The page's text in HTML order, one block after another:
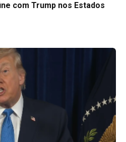
com Trump nos Estados